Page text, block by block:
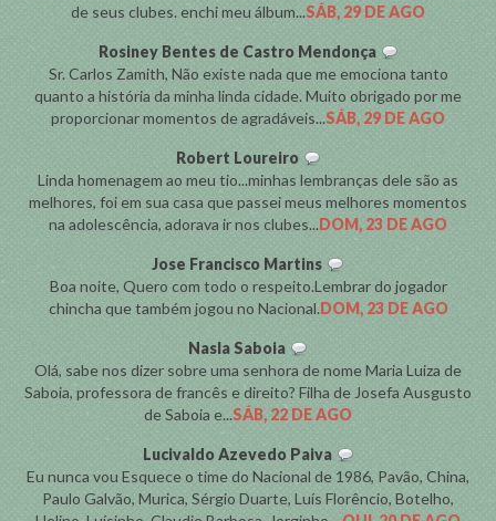
de seus clubes. enchi meu álbum...SÁB, 29 DE AGO
Rosiney Bentes de Castro Mendonça
Sr. Carlos Zamith, Não existe nada que me emociona tanto
quanto a história da minha linda cidade. Muito obrigado por me
proporcionar momentos de agradáveis...SÁB, 29 DE AGO
Robert Loureiro
Linda homenagem ao meu tio...minhas lembranças dele são as
melhores, foi em sua casa que passei meus melhores momentos
na adolescência, adorava ir nos clubes...DOM, 23 DE AGO
Jose Francisco Martins
Boa noite, Quero com todo o respeito.Lembrar do jogador
chincha que também jogou no Nacional.DOM, 23 DE AGO
Nasla Saboia
Olá, sabe nos dizer sobre uma senhora de nome Maria Luiza de
Saboia, professora de francês e direito? Filha de Josefa Ausgusto
de Saboia e...SÁB, 22 DE AGO
Lucivaldo Azevedo Paiva
Eu nunca vou Esquece o time do Nacional de 1986, Pavão, China,
Paulo Galvão, Murica, Sérgio Duarte, Luís Florêncio, Botelho,